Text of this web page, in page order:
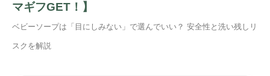
マギフGET！】
ベビーソープは「目にしみない」で選んでいい？ 安全性と洗い残しリ
スクを解説